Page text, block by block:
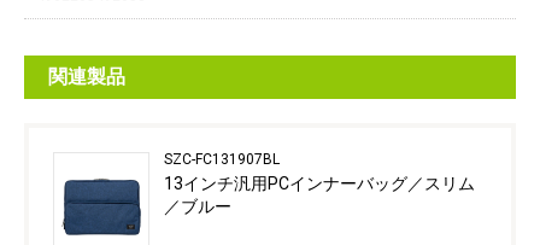
関連製品
SZC-FC131907BL
13インチ汎用PCインナーバッグ／スリム
／ブルー